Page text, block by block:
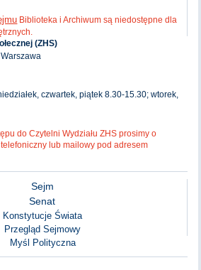
Biblioteka i Archiwum są niedostępne dla
(ZHS)
czwartek, piątek 8.30-15.30; wtorek,
do Czytelni Wydziału ZHS prosimy o
lub mailowy pod adresem
Sejm
Senat
Konstytucje Świata
Przegląd Sejmowy
Myśl Polityczna